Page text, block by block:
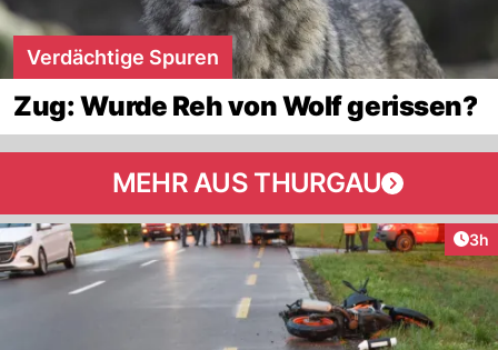
Verdächtige Spuren
Zug: Wurde Reh von Wolf gerissen?
MEHR AUS THURGAU
3h